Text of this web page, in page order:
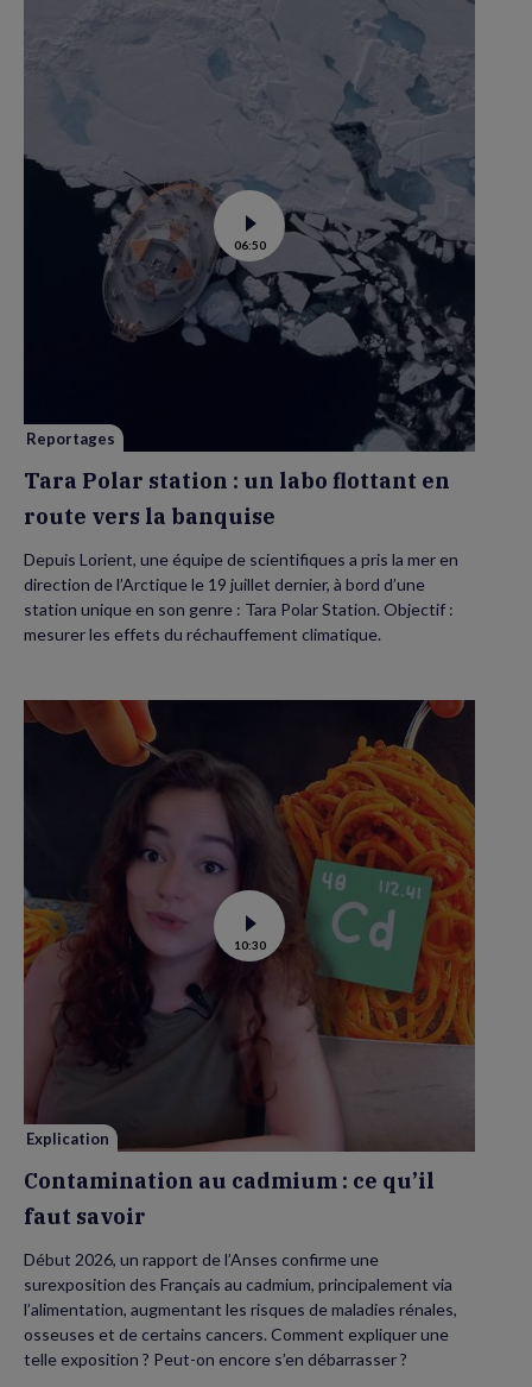
Voir
la
vidéo
de
Tara
Polar
station
:
la
06:50
Reportages
Tara Polar station : un labo flottant en
route vers la banquise
Depuis Lorient, une équipe de scientifiques a pris la mer en
direction de l’Arctique le 19 juillet dernier, à bord d’une
station unique en son genre : Tara Polar Station. Objectif :
mesurer les effets du réchauffement climatique.
Voir
la
vidéo
Contamination
au
cadmium :
ce
savoir
10:30
Explication
Contamination au cadmium : ce qu’il
faut savoir
Début 2026, un rapport de l’Anses confirme une
surexposition des Français au cadmium, principalement via
l’alimentation, augmentant les risques de maladies rénales,
osseuses et de certains cancers. Comment expliquer une
telle exposition ? Peut-on encore s’en débarrasser ?